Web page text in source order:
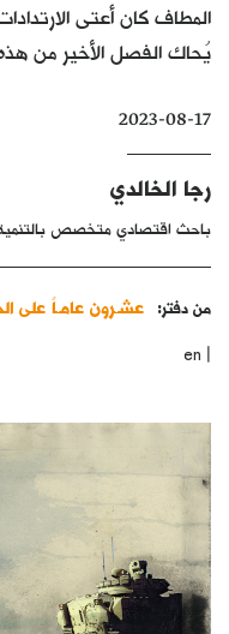
كتّابنا
المطاف كان أعتى
يُحاك الفصل الأخير من هذه
2023-08-17
رجا الخالدي
باحث اقتصادي متخصص بالتنمية
من دفتر: عشـرون عامـاً على
|
en